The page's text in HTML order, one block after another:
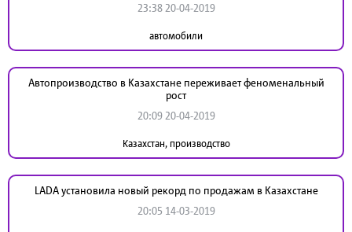
23:38 20-04-2019
автомобили
Автопроизводство в Казахстане переживает феноменальный
рост
20:09 20-04-2019
Казахстан, производство
LADA установила новый рекорд по продажам в Казахстане
20:05 14-03-2019